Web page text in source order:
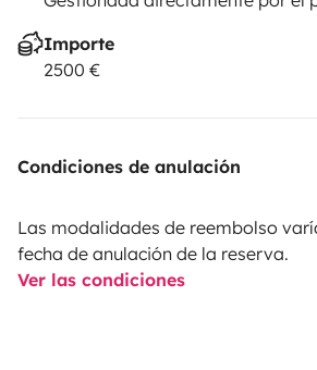
Importe
2500 €
Condiciones de anulación
Las modalidades de reembolso
fecha de anulación de la reserva.
Ver las condiciones